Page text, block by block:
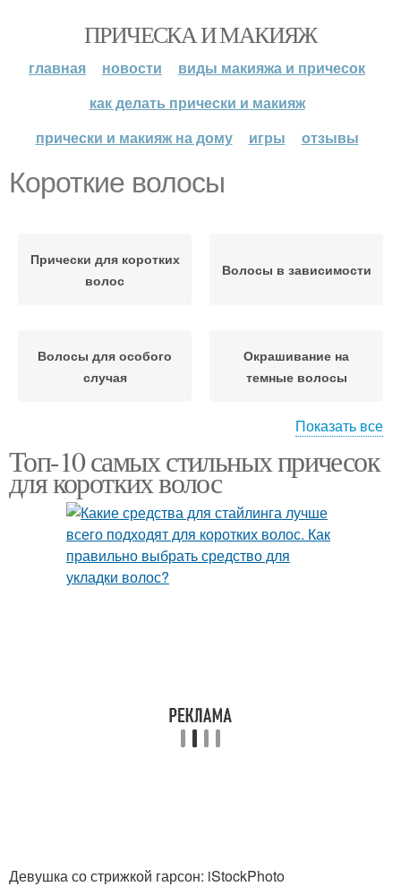
ПРИЧЕСКА И МАКИЯЖ
главная новости
виды макияжа и причесок
как делать прически и макияж
прически и макияж на дому
игры отзывы
Короткие волосы
Прически для коротких
волос
Волосы в зависимости
Волосы для особого
случая
Окрашивание на
темные волосы
Волосы в аккуратную
ракушку
Волос в ракушку
Ракушки на коротких
волосах
Мокрые волосы
Показать все
Топ-10 самых стильных причесок
для коротких волос
Девушка со стрижкой гарсон: iStockPhoto